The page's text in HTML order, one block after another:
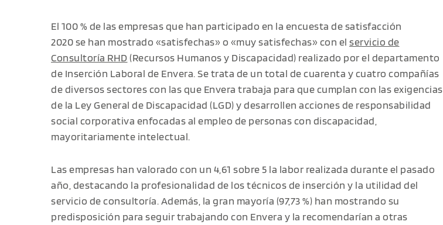
El 100 % de las empresas que han participado en la encuesta de satisfacción
2020 se han mostrado «satisfechas» o «muy satisfechas» con el servicio de
Consultoría RHD (Recursos Humanos y Discapacidad) realizado por el departamento
de Inserción Laboral de Envera. Se trata de un total de cuarenta y cuatro compañías
de diversos sectores con las que Envera trabaja para que cumplan con las exigencias
de la Ley General de Discapacidad (LGD) y desarrollen acciones de responsabilidad
social corporativa enfocadas al empleo de personas con discapacidad,
mayoritariamente intelectual.
Las empresas han valorado con un 4,61 sobre 5 la labor realizada durante el pasado
año, destacando la profesionalidad de los técnicos de inserción y la utilidad del
servicio de consultoría. Además, la gran mayoría (97,73 %) han mostrando su
predisposición para seguir trabajando con Envera y la recomendarían a otras